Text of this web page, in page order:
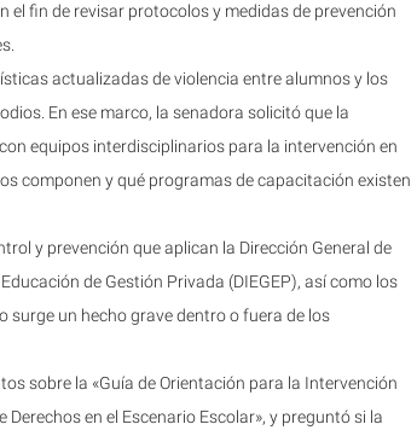
el fin de revisar protocolos y medidas de prevención
actualizadas de violencia entre alumnos y los
En ese marco, la senadora solicitó que la
equipos interdisciplinarios para la intervención en
componen y qué programas de capacitación existen
y prevención que aplican la Dirección General de
de Gestión Privada (DIEGEP), así como los
surge un hecho grave dentro o fuera de los
sobre la «Guía de Orientación para la Intervención
en el Escenario Escolar», y preguntó si la